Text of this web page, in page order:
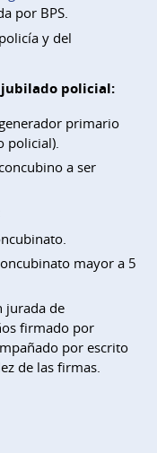
por BPS.
y del
policial:
primario
policial).
a ser
mayor a 5
jurada de
firmado por
por escrito
de las firmas.